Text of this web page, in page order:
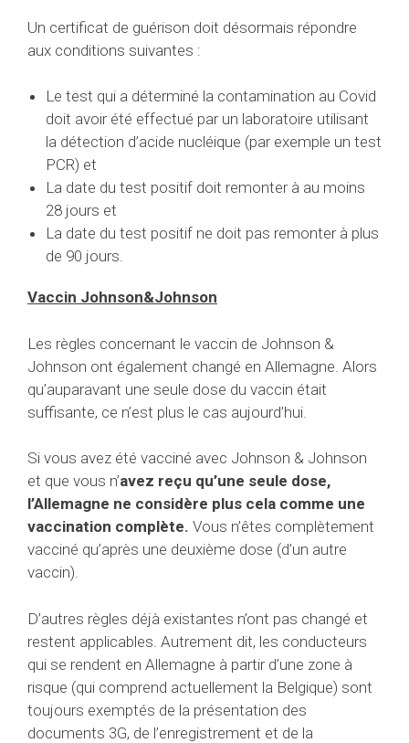
Un certificat de guérison doit désormais répondre
aux conditions suivantes :
Le test qui a déterminé la contamination au Covid
doit avoir été effectué par un laboratoire utilisant
la détection d’acide nucléique (par exemple un test
PCR) et
La date du test positif doit remonter à au moins
28 jours et
La date du test positif ne doit pas remonter à plus
de 90 jours.
Vaccin Johnson&Johnson
Les règles concernant le vaccin de Johnson &
Johnson ont également changé en Allemagne. Alors
qu’auparavant une seule dose du vaccin était
suffisante, ce n’est plus le cas aujourd’hui.
Si vous avez été vacciné avec Johnson & Johnson
et que vous n’avez reçu qu’une seule dose,
l’Allemagne ne considère plus cela comme une
vaccination complète. Vous n’êtes complètement
vacciné qu’après une deuxième dose (d’un autre
vaccin).
D’autres règles déjà existantes n’ont pas changé et
restent applicables. Autrement dit, les conducteurs
qui se rendent en Allemagne à partir d’une zone à
risque (qui comprend actuellement la Belgique) sont
toujours exemptés de la présentation des
documents 3G, de l’enregistrement et de la